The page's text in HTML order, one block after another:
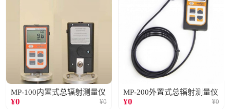
MP-100内置式总辐射测量仪
¥0 ¥0
MP-200外置式总辐射测量仪
¥0 ¥0